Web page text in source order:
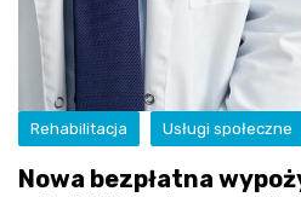
Rehabilitacja Usługi społeczne
Nowa bezpłatna